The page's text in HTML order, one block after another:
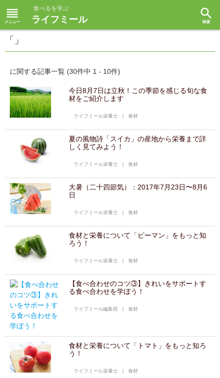
reorder 食べるを学ぶ
ライフミール search
「」
に関する記事一覧 (30件中 1 - 10件)
今日8月7日は立秋！この季節を感じる旬な食
材をご紹介します
ライフミール栄養士 |食材
夏の風物詩「スイカ」の産地から栄養まで詳
しく見てみよう！
ライフミール栄養士 |食材
大暑（二十四節気）：2017年7月23日〜8月6
日
ライフミール栄養士 |食材
食材と栄養について「ピーマン」をもっと知
ろう！
ライフミール栄養士 |食材
【食べ合わせのコツ③】きれいをサポートす
る食べ合わせを学ぼう！
ライフミール編集部 |食材
食材と栄養について「トマト」をもっと知ろ
う！
ライフミール栄養士 |食材